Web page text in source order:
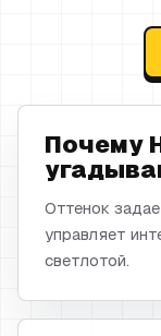
Почему
Оттенок
управляет
светлотой.